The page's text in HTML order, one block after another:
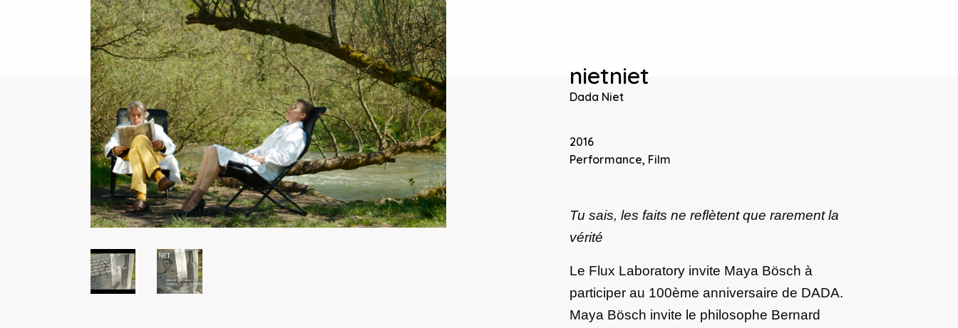
nietniet
Dada Niet
2016
Performance, Film
Tu sais, les faits ne reflètent que rarement la
vérité
Le Flux Laboratory invite Maya Bösch à
participer au 100ème anniversaire de DADA.
Maya Bösch invite le philosophe Bernard